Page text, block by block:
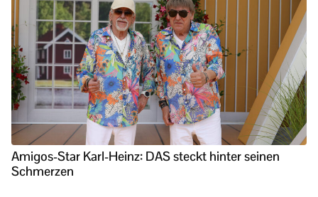
Amigos-Star Karl-Heinz: DAS steckt hinter seinen
Schmerzen